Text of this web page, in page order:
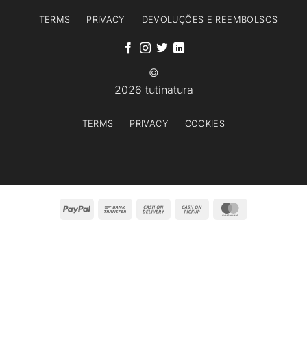
TERMS PRIVACY DEVOLUÇÕES E REEMBOLSOS
©
2026 tutinatura
TERMS PRIVACY COOKIES
PayPal
Bank
Cash
Cash